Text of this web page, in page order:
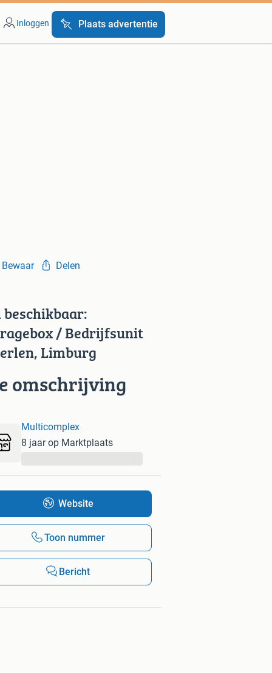
Inloggen Plaats advertentie
Bewaar Delen
beschikbaar:
/ Bedrijfsunit
Limburg
omschrijving
Multicomplex
8 jaar op Marktplaats
Website
Toon nummer
Bericht